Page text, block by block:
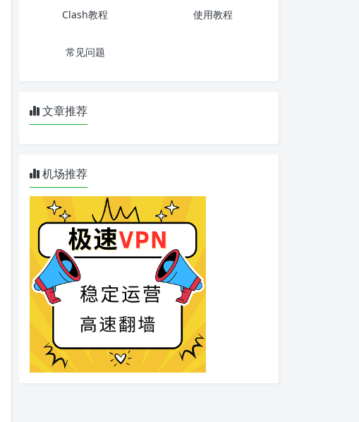
Clash教程 使用教程
常见问题
文章推荐
机场推荐